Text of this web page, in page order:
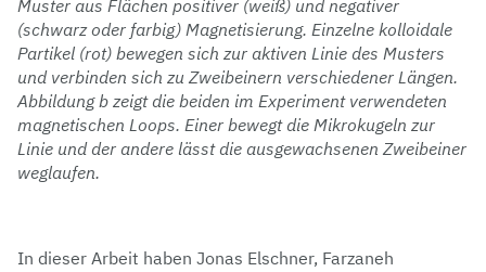
Muster aus Flächen positiver (weiß) und negativer
(schwarz oder farbig) Magnetisierung. Einzelne kolloidale
Partikel (rot) bewegen sich zur aktiven Linie des Musters
und verbinden sich zu Zweibeinern verschiedener Längen.
Abbildung b zeigt die beiden im Experiment verwendeten
magnetischen Loops. Einer bewegt die Mikrokugeln zur
Linie und der andere lässt die ausgewachsenen Zweibeiner
weglaufen.
In dieser Arbeit haben Jonas Elschner, Farzaneh